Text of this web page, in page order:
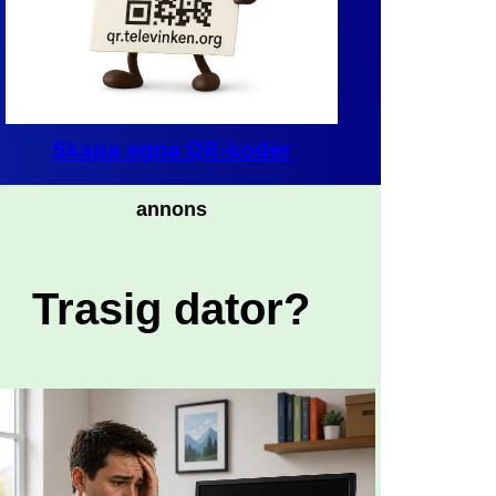
Skapa egna QR-koder
annons
Trasig dator?